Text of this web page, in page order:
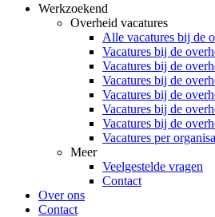
Werkzoekend
Overheid vacatures
Alle vacatures bij de
Vacatures bij de
Vacatures bij de
Vacatures bij de
Vacatures bij de
Vacatures bij de
Vacatures bij de
Vacatures per
Meer
Veelgestelde vragen
Contact
Over ons
Contact